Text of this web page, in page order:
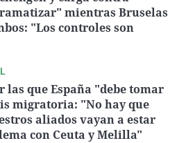
mientras Bruselas
"Los controles son
las que España "debe tomar
migratoria: "No hay que
aliados vayan a estar
con Ceuta y Melilla"